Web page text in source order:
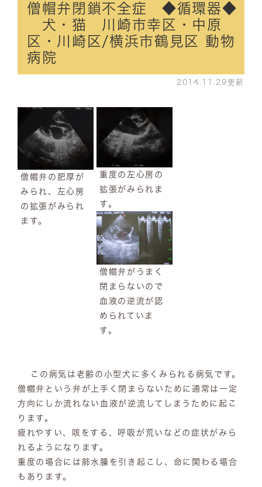
僧帽弁閉鎖不全症 ◆循環器◆
犬・猫 川崎市幸区・中原
区・川崎区/横浜市鶴見区 動物
病院
2014.11.29更新
僧帽弁の肥厚が
みられ、左心房
の拡張がみられ
ます。
重度の左心房の
拡張がみられま
す。
僧帽弁がうまく
閉まらないので
血液の逆流が認
められていま
す。
この病気は老齢の小型犬に多くみられる病気です。
僧帽弁という弁が上手く閉まらないために通常は一定
方向にしか流れない血液が逆流してしまうために起こ
ります。
疲れやすい、咳をする、呼吸が荒いなどの症状がみら
れるようになります。
重度の場合には肺水腫を引き起こし、命に関わる場合
もあります。